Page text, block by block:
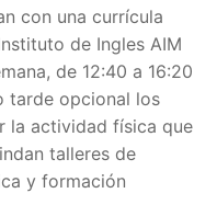
con una currícula
de Ingles AIM
de 12:40 a 16:20
tarde opcional los
la actividad física que
talleres de
y formación